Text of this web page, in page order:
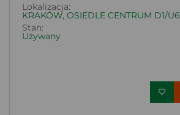
Lokalizacja:
KRAKÓW, OSIEDLE CENTRUM D1/U6
Stan:
Używany